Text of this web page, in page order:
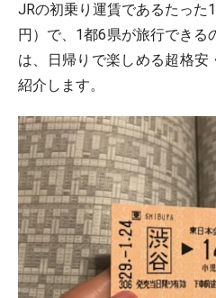
JRの初乗り運賃であるたった
円）で、1都6県が旅行できる
は、日帰りで楽しめる超格
紹介します。